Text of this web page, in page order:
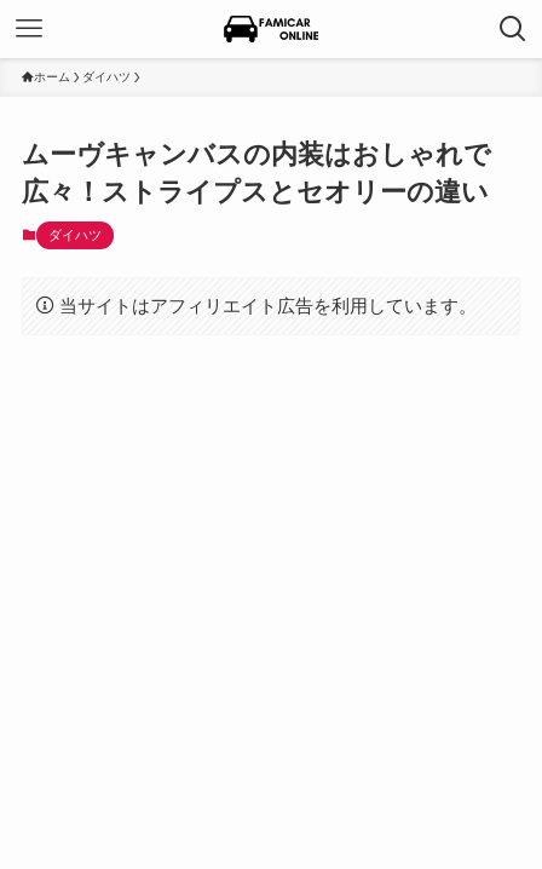
ホーム ダイハツ
ムーヴキャンバスの内装はおしゃれで
広々！ストライプスとセオリーの違い
ダイハツ
当サイトはアフィリエイト広告を利用しています。